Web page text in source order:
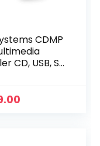
CDMP
CD, USB, SD,